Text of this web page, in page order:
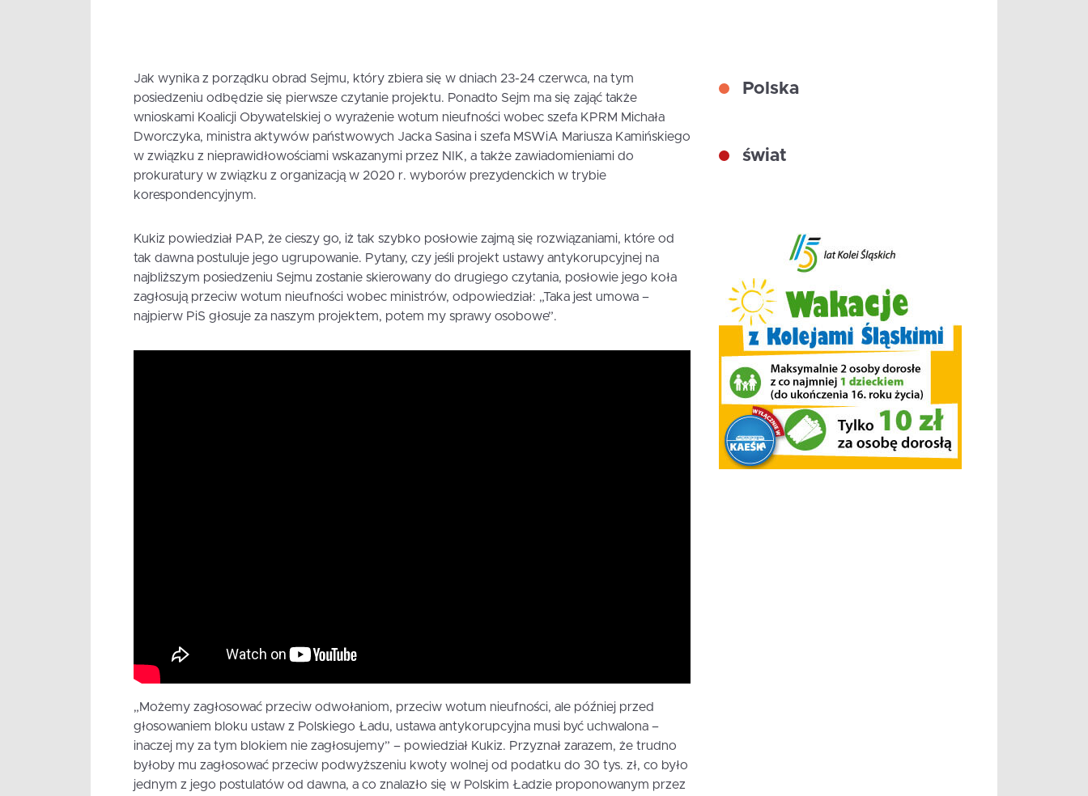
Jak wynika z porządku obrad Sejmu, który zbiera się w dniach 23-24 czerwca, na tym
posiedzeniu odbędzie się pierwsze czytanie projektu. Ponadto Sejm ma się zająć także
wnioskami Koalicji Obywatelskiej o wyrażenie wotum nieufności wobec szefa KPRM Michała
Dworczyka, ministra aktywów państwowych Jacka Sasina i szefa MSWiA Mariusza Kamińskiego
w związku z nieprawidłowościami wskazanymi przez NIK, a także zawiadomieniami do
prokuratury w związku z organizacją w 2020 r. wyborów prezydenckich w trybie
korespondencyjnym.
Kukiz powiedział PAP, że cieszy go, iż tak szybko posłowie zajmą się rozwiązaniami, które od
tak dawna postuluje jego ugrupowanie. Pytany, czy jeśli projekt ustawy antykorupcyjnej na
najbliższym posiedzeniu Sejmu zostanie skierowany do drugiego czytania, posłowie jego koła
zagłosują przeciw wotum nieufności wobec ministrów, odpowiedział: „Taka jest umowa –
najpierw PiS głosuje za naszym projektem, potem my sprawy osobowe”.
„Możemy zagłosować przeciw odwołaniom, przeciw wotum nieufności, ale później przed
głosowaniem bloku ustaw z Polskiego Ładu, ustawa antykorupcyjna musi być uchwalona –
inaczej my za tym blokiem nie zagłosujemy” – powiedział Kukiz. Przyznał zarazem, że trudno
byłoby mu zagłosować przeciw podwyższeniu kwoty wolnej od podatku do 30 tys. zł, co było
jednym z jego postulatów od dawna, a co znalazło się w Polskim Ładzie proponowanym przez
Polska
świat